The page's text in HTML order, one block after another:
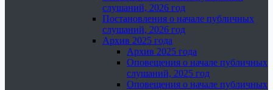
слушаний, 2026 год
Постановления о начале публичных
слушаний, 2026 год
Архив 2025 года
Архив 2025 года
Оповещения о начале публичных
слушаний, 2025 год
Оповещения о начале публичных